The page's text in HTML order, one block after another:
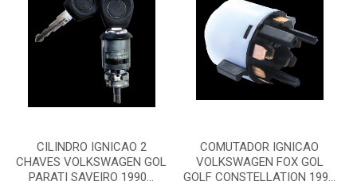
CILINDRO IGNICAO 2
CHAVES VOLKSWAGEN GOL
PARATI SAVEIRO 1990...
COMUTADOR IGNICAO
VOLKSWAGEN FOX GOL
GOLF CONSTELLATION 199...